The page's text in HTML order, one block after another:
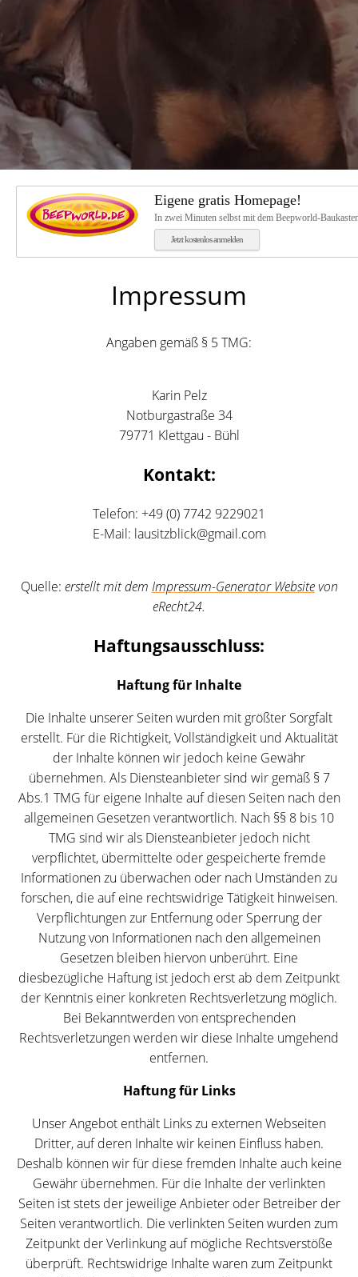
Eigene gratis Homepage!
In zwei Minuten selbst mit dem Beepworld-
Jetzt kostenlos anmelden
Impressum
Angaben gemäß § 5 TMG:
Karin Pelz
Notburgastraße 34
79771 Klettgau - Bühl
Kontakt:
Telefon: +49 (0) 7742 9229021
E-Mail: lausitzblick@gmail.com
Quelle: erstellt mit dem Impressum-Generator Websitevon
eRecht24.
Haftungsausschluss:
Haftung für Inhalte
Die Inhalte unserer Seiten wurden mit größter Sorgfalt
erstellt. Für die Richtigkeit, Vollständigkeit und Aktualität
der Inhalte können wir jedoch keine Gewähr
übernehmen. Als Diensteanbieter sind wir gemäß § 7
Abs.1 TMG für eigene Inhalte auf diesen Seiten nach den
allgemeinen Gesetzen verantwortlich. Nach §§ 8 bis 10
TMG sind wir als Diensteanbieter jedoch nicht
verpflichtet, übermittelte oder gespeicherte fremde
Informationen zu überwachen oder nach Umständen zu
forschen, die auf eine rechtswidrige Tätigkeit hinweisen.
Verpflichtungen zur Entfernung oder Sperrung der
Nutzung von Informationen nach den allgemeinen
Gesetzen bleiben hiervon unberührt. Eine
diesbezügliche Haftung ist jedoch erst ab dem Zeitpunkt
der Kenntnis einer konkreten Rechtsverletzung möglich.
Bei Bekanntwerden von entsprechenden
Rechtsverletzungen werden wir diese Inhalte umgehend
entfernen.
Haftung für Links
Unser Angebot enthält Links zu externen Webseiten
Dritter, auf deren Inhalte wir keinen Einfluss haben.
Deshalb können wir für diese fremden Inhalte auch keine
Gewähr übernehmen. Für die Inhalte der verlinkten
Seiten ist stets der jeweilige Anbieter oder Betreiber der
Seiten verantwortlich. Die verlinkten Seiten wurden zum
Zeitpunkt der Verlinkung auf mögliche Rechtsverstöße
überprüft. Rechtswidrige Inhalte waren zum Zeitpunkt
Kontakt
Kontaktformular
Gästebuch
Impressum